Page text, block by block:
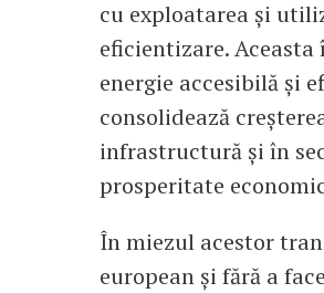
cu exploatarea și
eficientizare. Aceasta
energie accesibilă și
consolidează
infrastructură și în
prosperitate
În miezul acestor
european și fără a